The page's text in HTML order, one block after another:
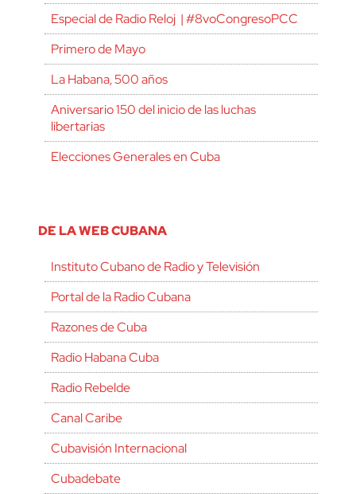
Especial de Radio Reloj | #8voCongresoPCC
Primero de Mayo
La Habana, 500 años
Aniversario 150 del inicio de las luchas
libertarias
Elecciones Generales en Cuba
DE LA WEB CUBANA
Instituto Cubano de Radio y Televisión
Portal de la Radio Cubana
Razones de Cuba
Radio Habana Cuba
Radio Rebelde
Canal Caribe
Cubavisión Internacional
Cubadebate